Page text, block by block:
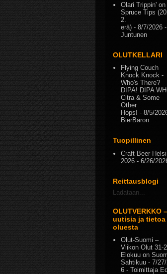
Olari Trippin' on
Spruce Tips
2.
erä) - 8/7/2026
Juntunen
OLUTKELLARI
Flying Couch
Knock Knock -
Who's There?
DIPA! DIPA
Citra & Some
Other
Hops! - 8/5/
BierBaron
Tuopillinen
Craft Beer
2026 - 6/26/
Reittausblogi
Ladataan...
OLUTVERKKO –
uutisia ja tietoa
oluesta
Olut-Suomi –
Viikon Olut 31-
Elokuu on
Sahtikuu - 7/
6 - Toimittaja